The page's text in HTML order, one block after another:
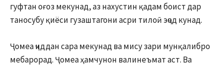
гуфтан оғоз мекунад, аз нахустин қадам боист дар
таносубу қиёси гузаштагони асри тилоӣ эҷод кунад.
Ҷомеа ҷиддан сара мекунад ва мису зари мунқалибро
мебарорад. Ҷомеа ҳамчунон валинеъмат аст. Ва